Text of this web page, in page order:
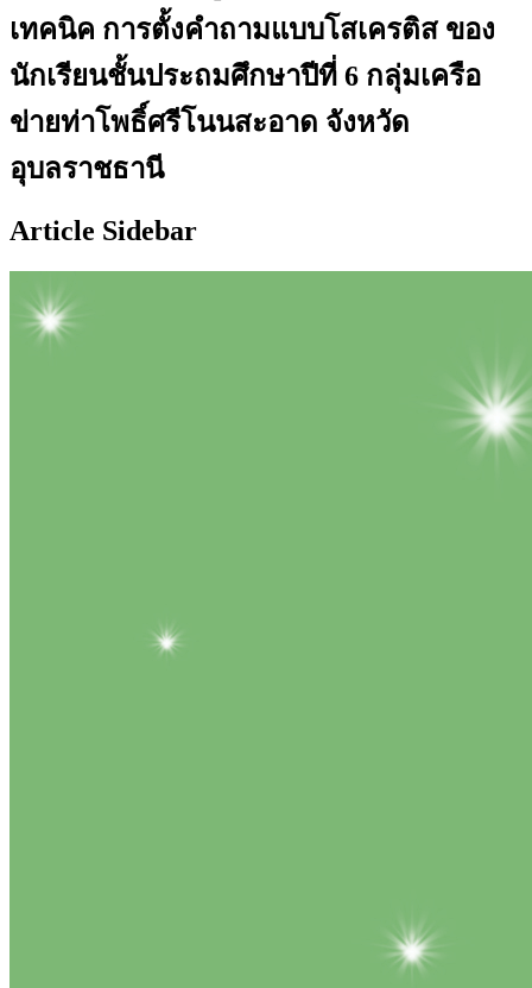
เทคนิค การตั้งคำถามแบบโสเครติส ของ
นักเรียนชั้นประถมศึกษาปีที่ 6 กลุ่มเครือ
ข่ายท่าโพธิ์ศรีโนนสะอาด จังหวัด
อุบลราชธานี
Article Sidebar